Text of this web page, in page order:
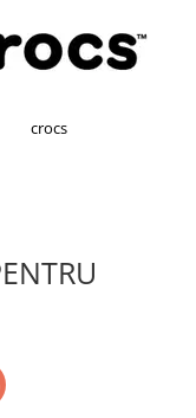
crocs